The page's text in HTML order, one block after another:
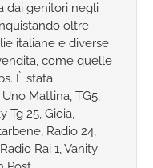
dai genitori negli
oltre
italiane e diverse
come quelle
È stata
Mattina, TG5,
Tg 25, Gioia,
Radio 24,
Rai 1, Vanity